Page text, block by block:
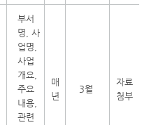
부서
명, 사
업명,
사업
개요,
주요
내용,
관련
매
년
3월
자료
첨부